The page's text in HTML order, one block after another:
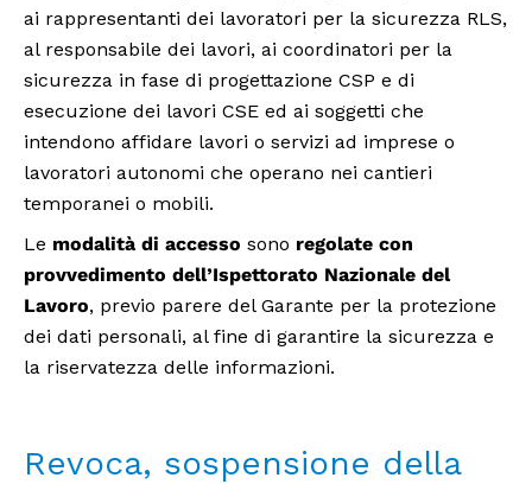
ai rappresentanti dei lavoratori per la sicurezza RLS,
al responsabile dei lavori, ai coordinatori per la
sicurezza in fase di progettazione CSP e di
esecuzione dei lavori CSE ed ai soggetti che
intendono affidare lavori o servizi ad imprese o
lavoratori autonomi che operano nei cantieri
temporanei o mobili.
Le modalità di accesso sono regolate con
provvedimento dell’Ispettorato Nazionale del
Lavoro, previo parere del Garante per la protezione
dei dati personali, al fine di garantire la sicurezza e
la riservatezza delle informazioni.
Revoca, sospensione della